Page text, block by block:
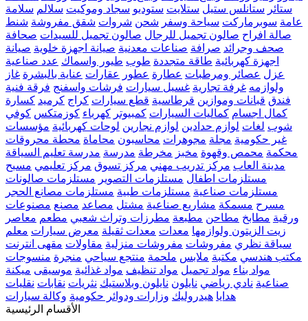
ستائر ستانلس ستيل ستلايت ستوديو سجاد وموكيت سلالم سلامة
عامة سوبرماركت سياحة وسفر شحن شروات شقق مفروشة شنط
صالة افراح صالون تجميل للرجال صالون تجميل للسيدات صحافة
صحف وجرائد صرافة صناعات معدنية صيانة اجهزة خلوية صيانة
اجهزة كهربائية طاقة متجددة طوب طيور واسماك عدد صناعية
عزل عصائر ومرطبات عطارة عطور عقارات عناية بالبشرة غاز
ولوازمه غرفة تجارية غسيل سيارات فرشات واسفنج فرقة فنية
فندق قبانات وموازين قرطاسية قطع سيارات كراج كرميد كسارة
كمال اجسام كماليات السيارات كمبيوتر كهرباء كوزمتكس كوفي
شوب لغات لوازم حدادين لوازم نجارين لوحات كهربائية مؤسسات
غير حكومية مجلة مجوهرات محاسبون محاماة محطة محروقات
محكمة محمص وقهوة مخبز مخرطة مدرسة مدرسة تعليم السياقة
مدينة العاب مركز تدريب مهني مركز تسوق مركز تعليمي مسبح
مستلزمات اطفال مستلزمات التصوير مستلزمات صالونات
مستلزمات صناعية مستلزمات طبية مستلزمات مصانع الحجر
مسرح مسمكة مشاريع صناعية مشتل مصاعد مصنع مصنوعات
ورقية مطابخ مطاحن مطبعة مطرزات وتراث شعبي مطعم معاصر
زيت الزيتون ولوازمها معدات معدات ثقيلة معرض سيارات معلم
سياقة نظري مفروشات مفروشات منزلية مقاولات مقهى انترنت
مكتب هندسي مكتبة ملابس ملحمة منتجع سياحي منجرة منسوجات
مواد بناء مواد تجميل مواد تنظيف مواد غذائية موسيقى ميكنة
صناعية نادي رياضي نايلون نايلون وبلاستيك نثريات نقابات نقليات
هدايا هيدروليك وزارات ودوائر حكومية وكالة سيارات
الأقسام الرئيسية